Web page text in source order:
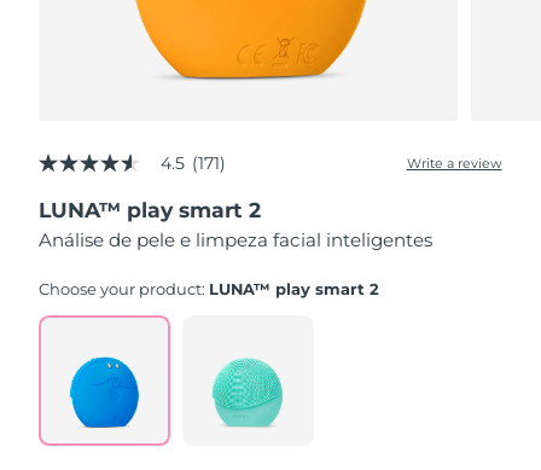
4.5
of
5
stars,
rating
Read
Reviews.
Same
page
link.
4.5 (171) Write a review
LUNA™ play smart 2
Análise de pele e limpeza facial inteligentes
Choose your product: LUNA™ play smart 2